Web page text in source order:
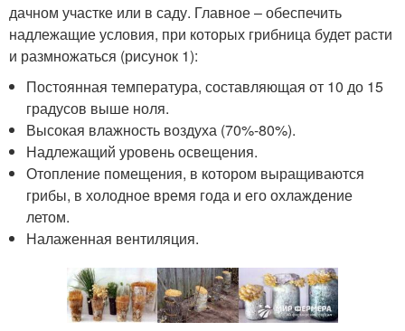
дачном участке или в саду. Главное – обеспечить
надлежащие условия, при которых грибница будет расти
и размножаться (рисунок 1):
Постоянная температура, составляющая от 10 до 15
градусов выше ноля.
Высокая влажность воздуха (70%-80%).
Надлежащий уровень освещения.
Отопление помещения, в котором выращиваются
грибы, в холодное время года и его охлаждение
летом.
Налаженная вентиляция.